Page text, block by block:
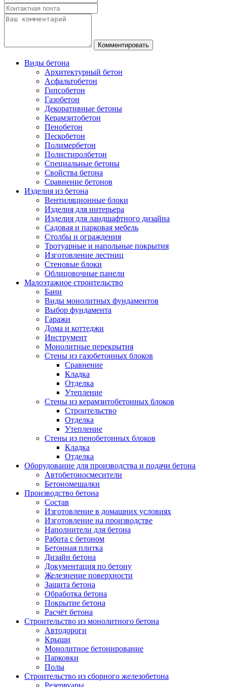
Виды бетона
Архитектурный бетон
Асфальтобетон
Гипсобетон
Газобетон
Декоративные бетоны
Керамзитобетон
Пенобетон
Пескобетон
Полимербетон
Полистиролбетон
Специальные бетоны
Свойства бетона
Сравнение бетонов
Изделия из бетона
Вентиляционные блоки
Изделия для интерьера
Изделия для ландшафтного дизайна
Садовая и парковая мебель
Столбы и ограждения
Тротуарные и напольные покрытия
Изготовление лестниц
Стеновые блоки
Облицовочные панели
Малоэтажное строительство
Бани
Виды монолитных фундаментов
Выбор фундамента
Гаражи
Дома и коттеджи
Инструмент
Монолитные перекрытия
Стены из газобетонных блоков
Сравнение
Кладка
Отделка
Утепление
Стены из керамзитобетонных блоков
Строительство
Отделка
Утепление
Стены из пенобетонных блоков
Кладка
Отделка
Оборудование для производства и подачи бетона
Автобетоносмесители
Бетономешалки
Производство бетона
Состав
Изготовление в домашних условиях
Изготовление на производстве
Наполнители для бетона
Работа с бетоном
Бетонная плитка
Дизайн бетона
Документация по бетону
Железнение поверхности
Защита бетона
Обработка бетона
Покрытие бетона
Расчёт бетона
Строительство из монолитного бетона
Автодороги
Крыши
Монолитное бетонирование
Парковки
Полы
Строительство из сборного железобетона
Резервуары